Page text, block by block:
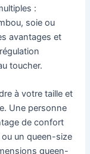
:
soie ou
avantages et
toucher.
à votre taille et
Une personne
de confort
un queen-size
queen-